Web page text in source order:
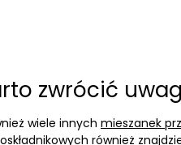
zwrócić
wiele innych mieszanek
również